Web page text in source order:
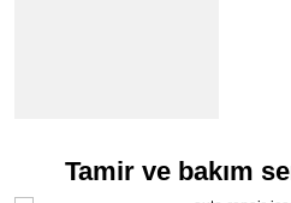
Tamir ve bakım